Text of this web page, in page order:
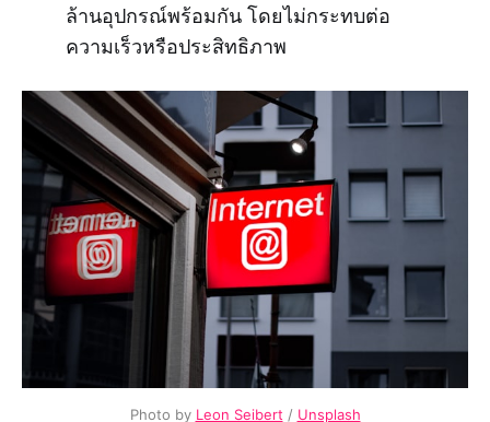
ล้านอุปกรณ์พร้อมกัน โดยไม่กระทบต่อ
ความเร็วหรือประสิทธิภาพ
Photo by Leon Seibert / Unsplash